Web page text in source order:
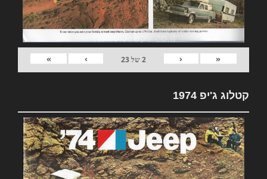
«
‹
2של23
›
»
קטלוג ג'יפ 1974